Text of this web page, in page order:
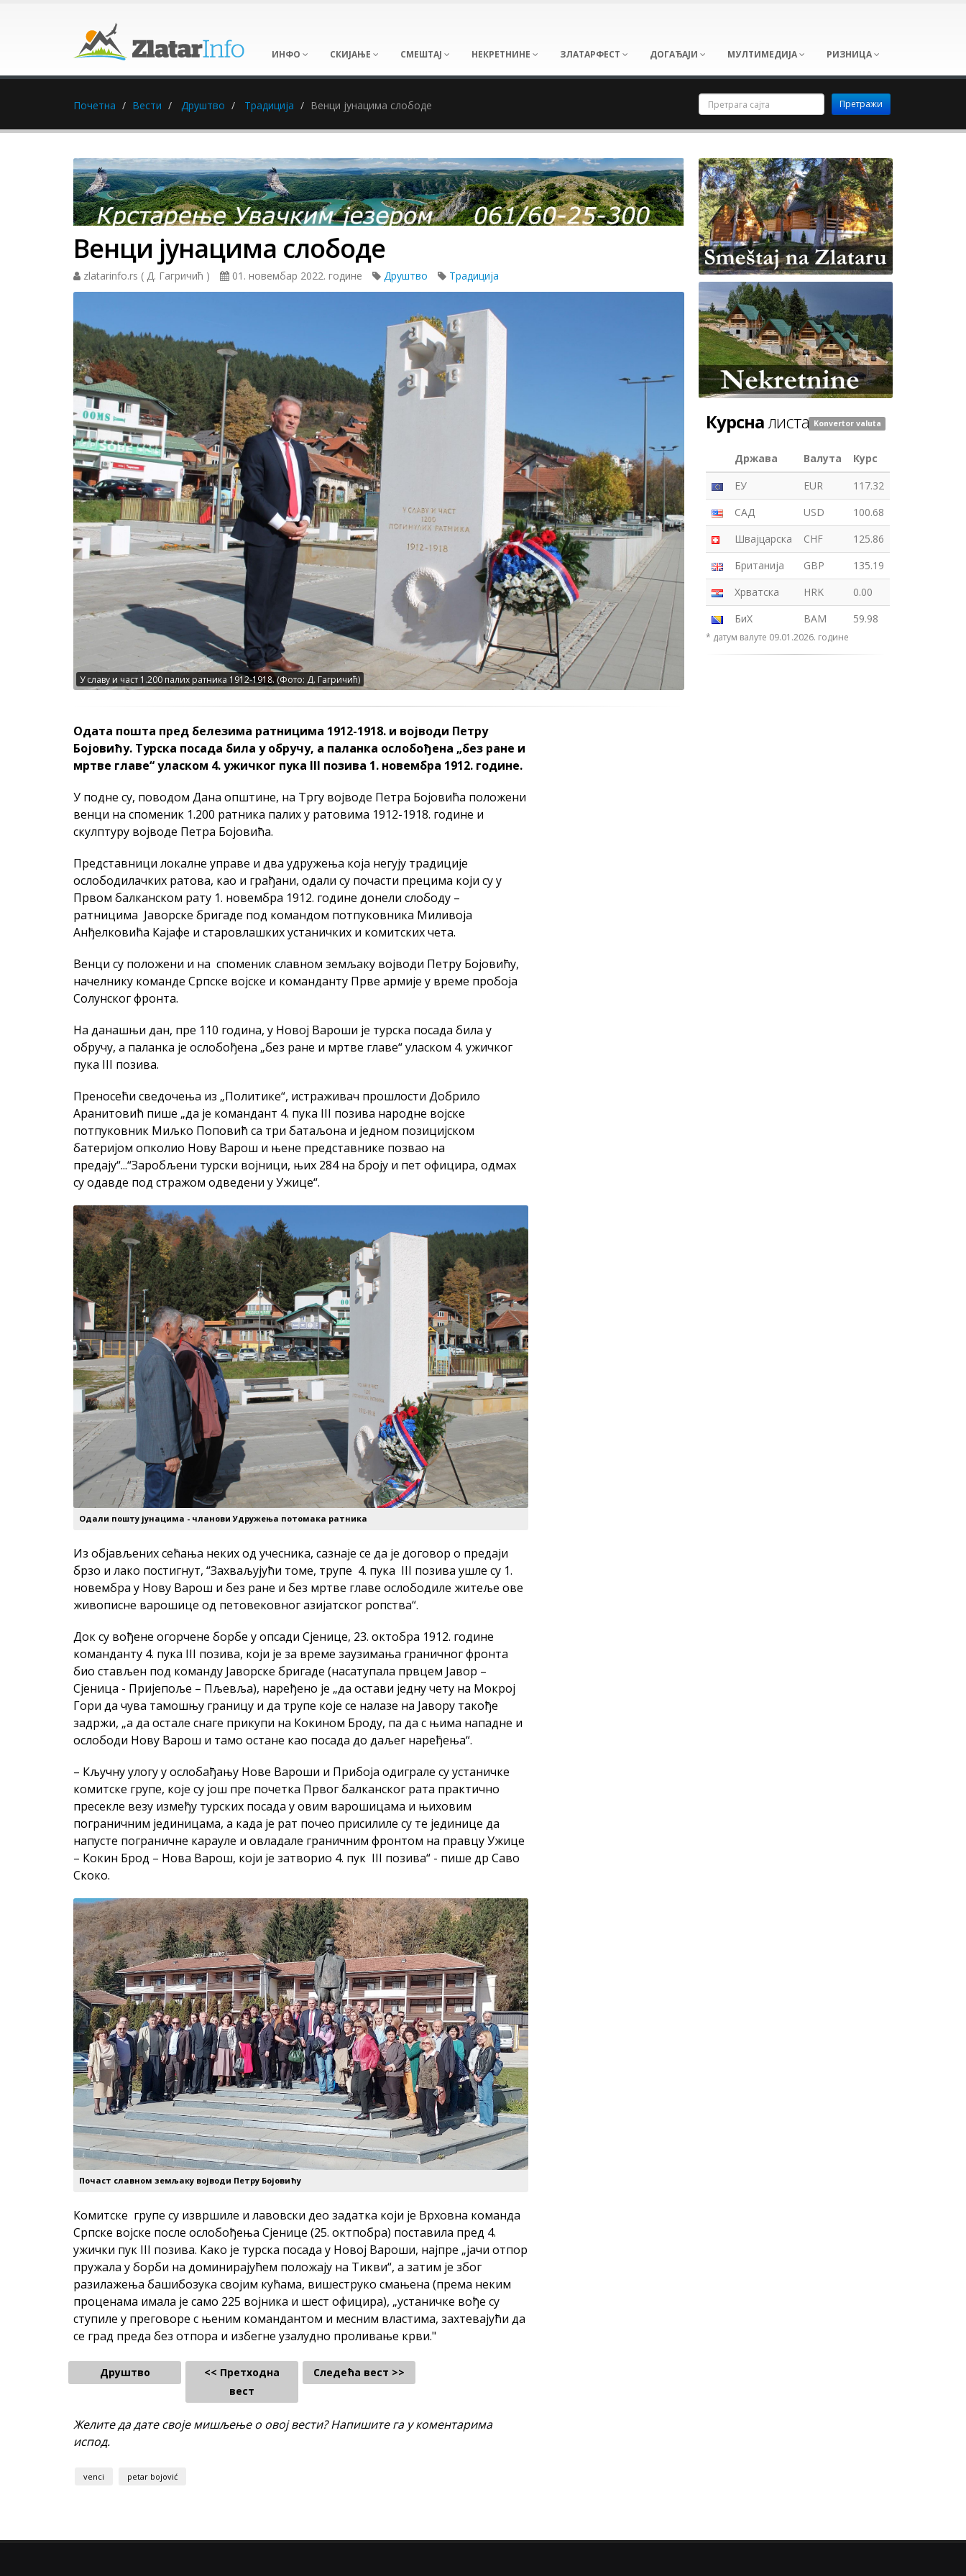
ИНФО СКИЈАЊЕ СМЕШТАЈ НЕКРЕТНИНЕ ЗЛАТАРФЕСТ ДОГАЂАЈИ МУЛТИМЕДИЈА РИЗНИЦА
Почетна Вести Друштво Традиција Венци јунацима слободе
Венци јунацима слободе
zlatarinfo.rs ( Д. Гагричић ) 01. новембар 2022. године Друштво Традиција
У славу и част 1.200 палих ратника 1912-1918. (Фото: Д. Гагричић)
Одата пошта пред белезима ратницима 1912-1918. и војводи Петру
Бојовићу. Турска посада била у обручу, а паланка ослобођена „без ране и
мртве главе“ уласком 4. ужичког пука III позива 1. новембра 1912. године.
У подне су, поводом Дана општине, на Тргу војводе Петра Бојовића положени
венци на споменик 1.200 ратника палих у ратовима 1912-1918. године и
скулптуру војводе Петра Бојовића.
Представници локалне управе и два удружења која негују традиције
ослободилачких ратова, као и грађани, одали су почасти прецима који су у
Првом балканском рату 1. новембра 1912. године донели слободу –
ратницима Јаворске бригаде под командом потпуковника Миливоја
Анђелковића Кајафе и старовлашких устаничких и комитских чета.
Венци су положени и на споменик славном земљаку војводи Петру Бојовићу,
начелнику команде Српске војске и команданту Прве армије у време пробоја
Солунског фронта.
На данашњи дан, пре 110 година, у Новој Вароши је турска посада била у
обручу, а паланка је ослобођена „без ране и мртве главе“ уласком 4. ужичког
пука III позива.
Преносећи сведочења из „Политике“, истраживач прошлости Добрило
Аранитовић пише „да је командант 4. пука III позива народне војске
потпуковник Миљко Поповић са три батаљона и једном позицијском
батеријом опколио Нову Варош и њене представнике позвао на
предају“...“Заробљени турски војници, њих 284 на броју и пет официра, одмах
су одавде под стражом одведени у Ужице“.
Одали пошту јунацима - чланови Удружења потомака ратника
Из објављених сећања неких од учесника, сазнаје се да је договор о предаји
брзо и лако постигнут, “Захваљујући томе, трупе 4. пука III позива ушле су 1.
новембра у Нову Варош и без ране и без мртве главе ослободиле житеље ове
живописне варошице од петовековног азијатског ропства“.
Док су вођене огорчене борбе у опсади Сјенице, 23. октобра 1912. године
команданту 4. пука III позива, који је за време заузимања граничног фронта
био стављен под команду Јаворске бригаде (насатупала првцем Јавор –
Сјеница - Пријепоље – Пљевља), наређено је „да остави једну чету на Мокрој
Гори да чува тамошњу границу и да трупе које се налазе на Јавору такође
задржи, „а да остале снаге прикупи на Кокином Броду, па да с њима нападне и
ослободи Нову Варош и тамо остане као посада до даљег наређења“.
– Кључну улогу у ослобађању Нове Вароши и Прибоја одиграле су устаничке
комитске групе, које су још пре почетка Првог балканског рата практично
пресекле везу између турских посада у овим варошицама и њиховим
пограничним јединицама, а када је рат почео присилиле су те јединице да
напусте пограничне карауле и овладале граничним фронтом на правцу Ужице
– Кокин Брод – Нова Варош, који је затворио 4. пук III позива“ - пише др Саво
Скоко.
Почаст славном земљаку војводи Петру Бојовићу
Комитске групе су извршиле и лавовски део задатка који је Врховна команда
Српске војске после ослобођења Сјенице (25. октпобра) поставила пред 4.
ужички пук III позива. Како је турска посада у Новој Вароши, најпре „јачи отпор
пружала у борби на доминирајућем положају на Тикви“, а затим је због
разилажења башибозука својим кућама, вишеструко смањена (према неким
проценама имала је само 225 војника и шест официра), „устаничке вође су
ступиле у преговоре с њеним командантом и месним властима, захтевајући да
се град преда без отпора и избегне узалудно проливање крви."
Друштво
<< Претходна
вест
Следећа вест >>
Желите да дате своје мишљење о овој вести? Напишите га у коментарима
испод.
venci petar bojović
Курсналиста Konvertor valuta
Држава Валута
Курс
ЕУ
EUR
117.32
САД
USD
100.68
Швајцарска
CHF
125.86
Британија
GBP
135.19
Хрватска
HRK
0.00
БиХ
BAM 59.98
* датум валуте 09.01.2026. године